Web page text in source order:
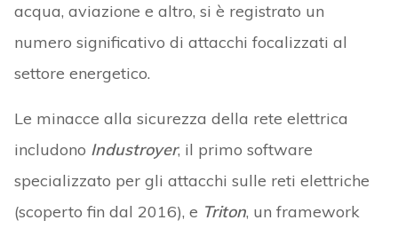
acqua, aviazione e altro, si è registrato un
numero significativo di attacchi focalizzati al
settore energetico.
Le minacce alla sicurezza della rete elettrica
includono Industroyer, il primo software
specializzato per gli attacchi sulle reti elettriche
(scoperto fin dal 2016), e Triton, un framework